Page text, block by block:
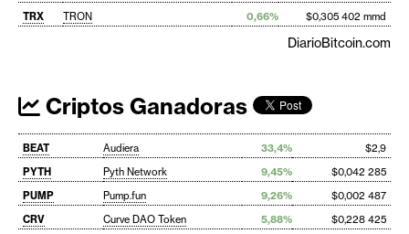
TRX
TRON 0,66% $0,305 402 mmd
DiarioBitcoin.com
Criptos Ganadoras
BEAT Audiera 33,4%
$2,9
PYTH
Pyth Network 9,45%
$0,042 285
PUMP
Pump.fun 9,26%
$0,002 487
CRV
Curve DAO Token 5,88%
$0,228 425